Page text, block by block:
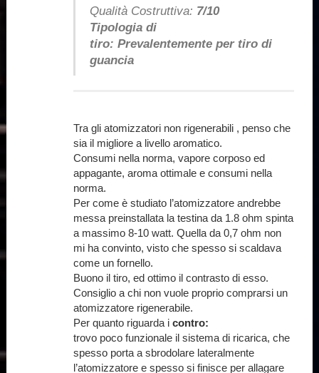
Qualità Costruttiva: 7/10
Tipologia di
tiro: Prevalentemente per tiro di
guancia
Tra gli atomizzatori non rigenerabili , penso che
sia il migliore a livello aromatico.
Consumi nella norma, vapore corposo ed
appagante, aroma ottimale e consumi nella
norma.
Per come è studiato l’atomizzatore andrebbe
messa preinstallata la testina da 1.8 ohm spinta
a massimo 8-10 watt. Quella da 0,7 ohm non
mi ha convinto, visto che spesso si scaldava
come un fornello.
Buono il tiro, ed ottimo il contrasto di esso.
Consiglio a chi non vuole proprio comprarsi un
atomizzatore rigenerabile.
Per quanto riguarda i contro:
trovo poco funzionale il sistema di ricarica, che
spesso porta a sbrodolare lateralmente
l’atomizzatore e spesso si finisce per allagare